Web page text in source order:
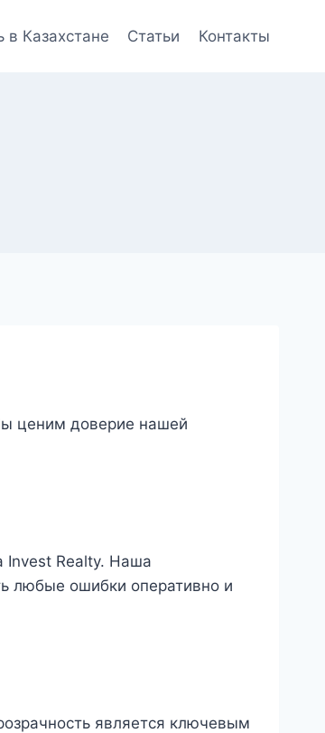
Казахстане Статьи Контакты
ценим доверие нашей
Invest Realty. Наша
любые ошибки оперативно и
является ключевым